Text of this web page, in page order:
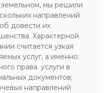
мы решили
направлений
довести их
Характерной
считается узкая
услуг, а именно:
права. услуги в
документов;
направлений